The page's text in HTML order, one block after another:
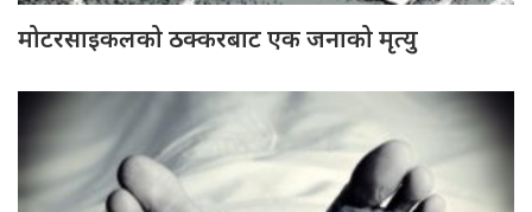
मोटरसाइकलको ठक्करबाट एक जनाको मृत्यु